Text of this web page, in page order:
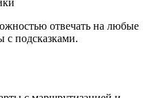
отвечать на любые
подсказками.
с маршрутизацией и
системы